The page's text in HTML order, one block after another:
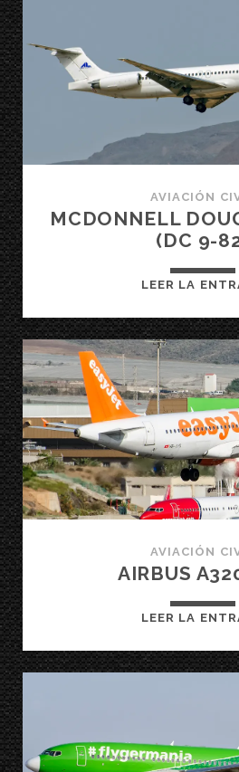
AVIACIÓN
MCDONNELL
(DC 9-
LEER LA
AVIACIÓN
AIRBUS
LEER LA